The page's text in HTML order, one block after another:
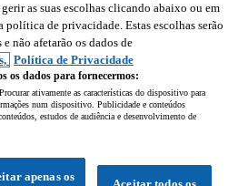
a aplicação
as suas escolhas clicando abaixo ou em
de privacidade. Estas escolhas serão
não afetarão os dados de
Política de Privacidade
os dados para fornecermos:
ativamente as características do dispositivo para
num dispositivo. Publicidade e conteúdos
estudos de audiência e desenvolvimento de
Aceitar todos os
apenas os